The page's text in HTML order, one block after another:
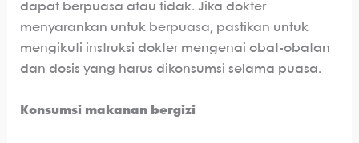
dapat berpuasa atau tidak. Jika dokter
menyarankan untuk berpuasa, pastikan untuk
mengikuti instruksi dokter mengenai obat-obatan
dan dosis yang harus dikonsumsi selama puasa.
Konsumsi makanan bergizi